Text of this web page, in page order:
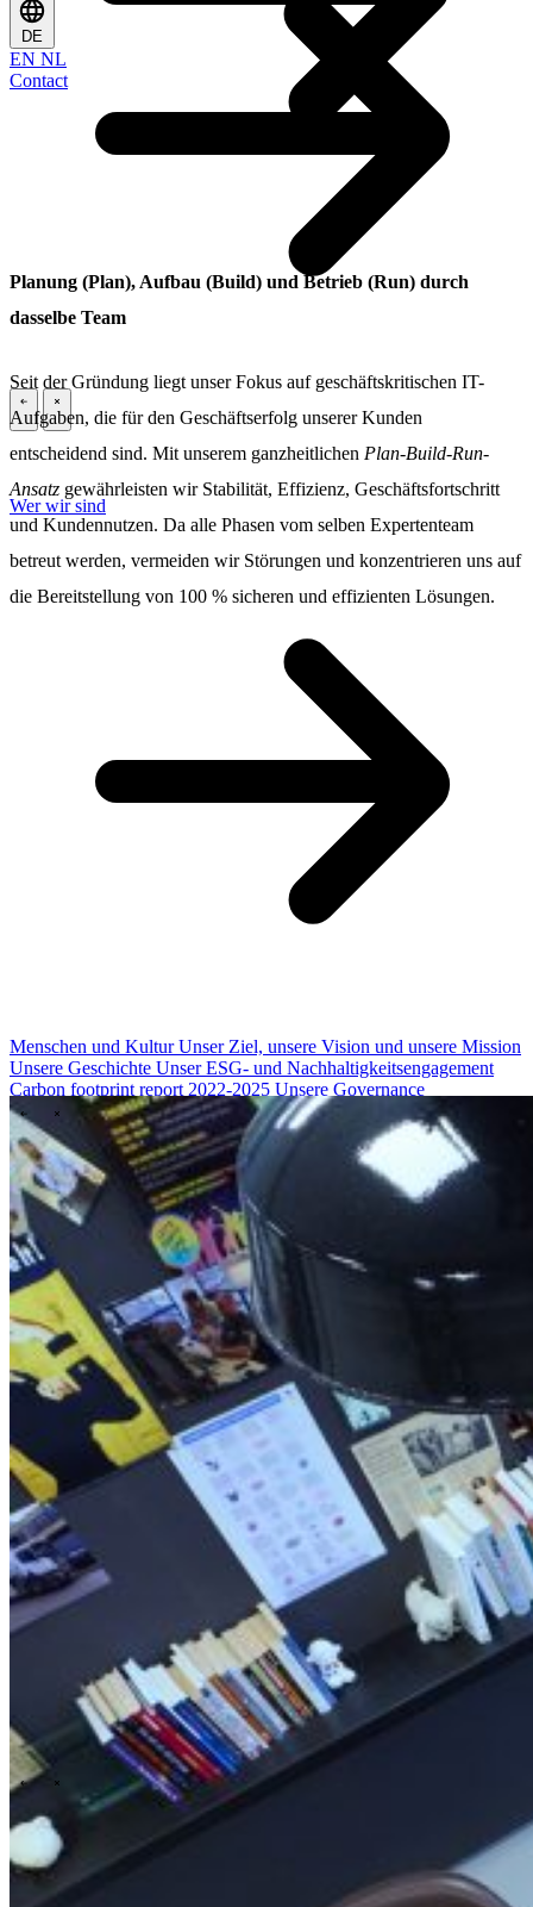
DE
EN NL
Contact
\ \
Wer wir sind
Menschen und KulturUnser Ziel, unsere Vision und unsere Mission
Unsere Geschichte Unser ESG- und Nachhaltigkeitsengagement
Carbon footprint report 2022-2025 Unsere Governance
Neuigkeiten
Events overview
Karriere
Planung (Plan), Aufbau (Build) und Betrieb (Run) durch
dasselbe Team
Seit der Gründung liegt unser Fokus auf geschäftskritischen IT-
Aufgaben, die für den Geschäftserfolg unserer Kunden
entscheidend sind. Mit unserem ganzheitlichen Plan-Build-Run-
Ansatz gewährleisten wir Stabilität, Effizienz, Geschäftsfortschritt
und Kundennutzen. Da alle Phasen vom selben Expertenteam
betreut werden, vermeiden wir Störungen und konzentrieren uns auf
die Bereitstellung von 100 % sicheren und effizienten Lösungen.